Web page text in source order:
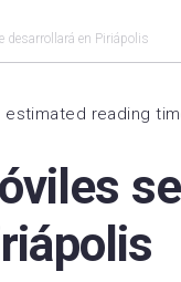
desarrollará en Piriápolis
estimated reading
se